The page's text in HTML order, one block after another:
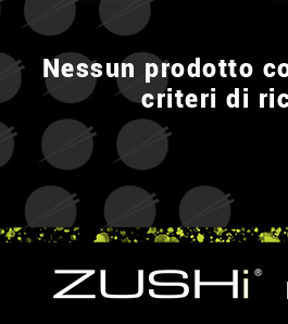
Nessun prodotto
criteri di